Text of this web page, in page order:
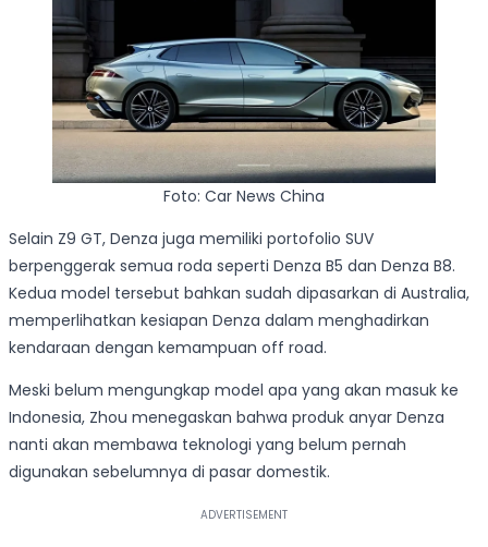
Foto: Car News China
Selain Z9 GT, Denza juga memiliki portofolio SUV
berpenggerak semua roda seperti Denza B5 dan Denza B8.
Kedua model tersebut bahkan sudah dipasarkan di Australia,
memperlihatkan kesiapan Denza dalam menghadirkan
kendaraan dengan kemampuan off road.
Meski belum mengungkap model apa yang akan masuk ke
Indonesia, Zhou menegaskan bahwa produk anyar Denza
nanti akan membawa teknologi yang belum pernah
digunakan sebelumnya di pasar domestik.